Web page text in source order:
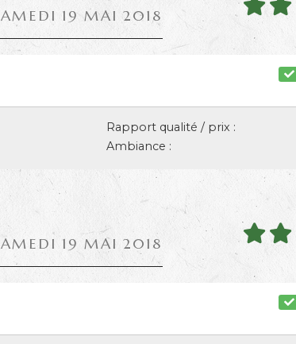
19 MAI 2018
Rapport qualité / prix :
Ambiance :
19 MAI 2018